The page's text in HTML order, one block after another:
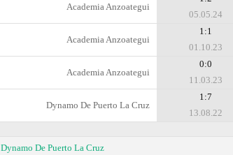
Academia Anzoategui
05.05.24
Academia Anzoategui
1:1
01.10.23
Academia Anzoategui
0:0
11.03.23
Dynamo De Puerto La Cruz
1:7
13.08.22
Dynamo De Puerto La Cruz